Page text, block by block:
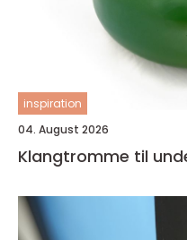
inspiration
04. August 2026
Klangtromme til